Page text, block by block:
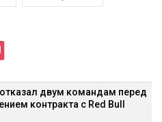
двум командам перед
контракта с Red Bull